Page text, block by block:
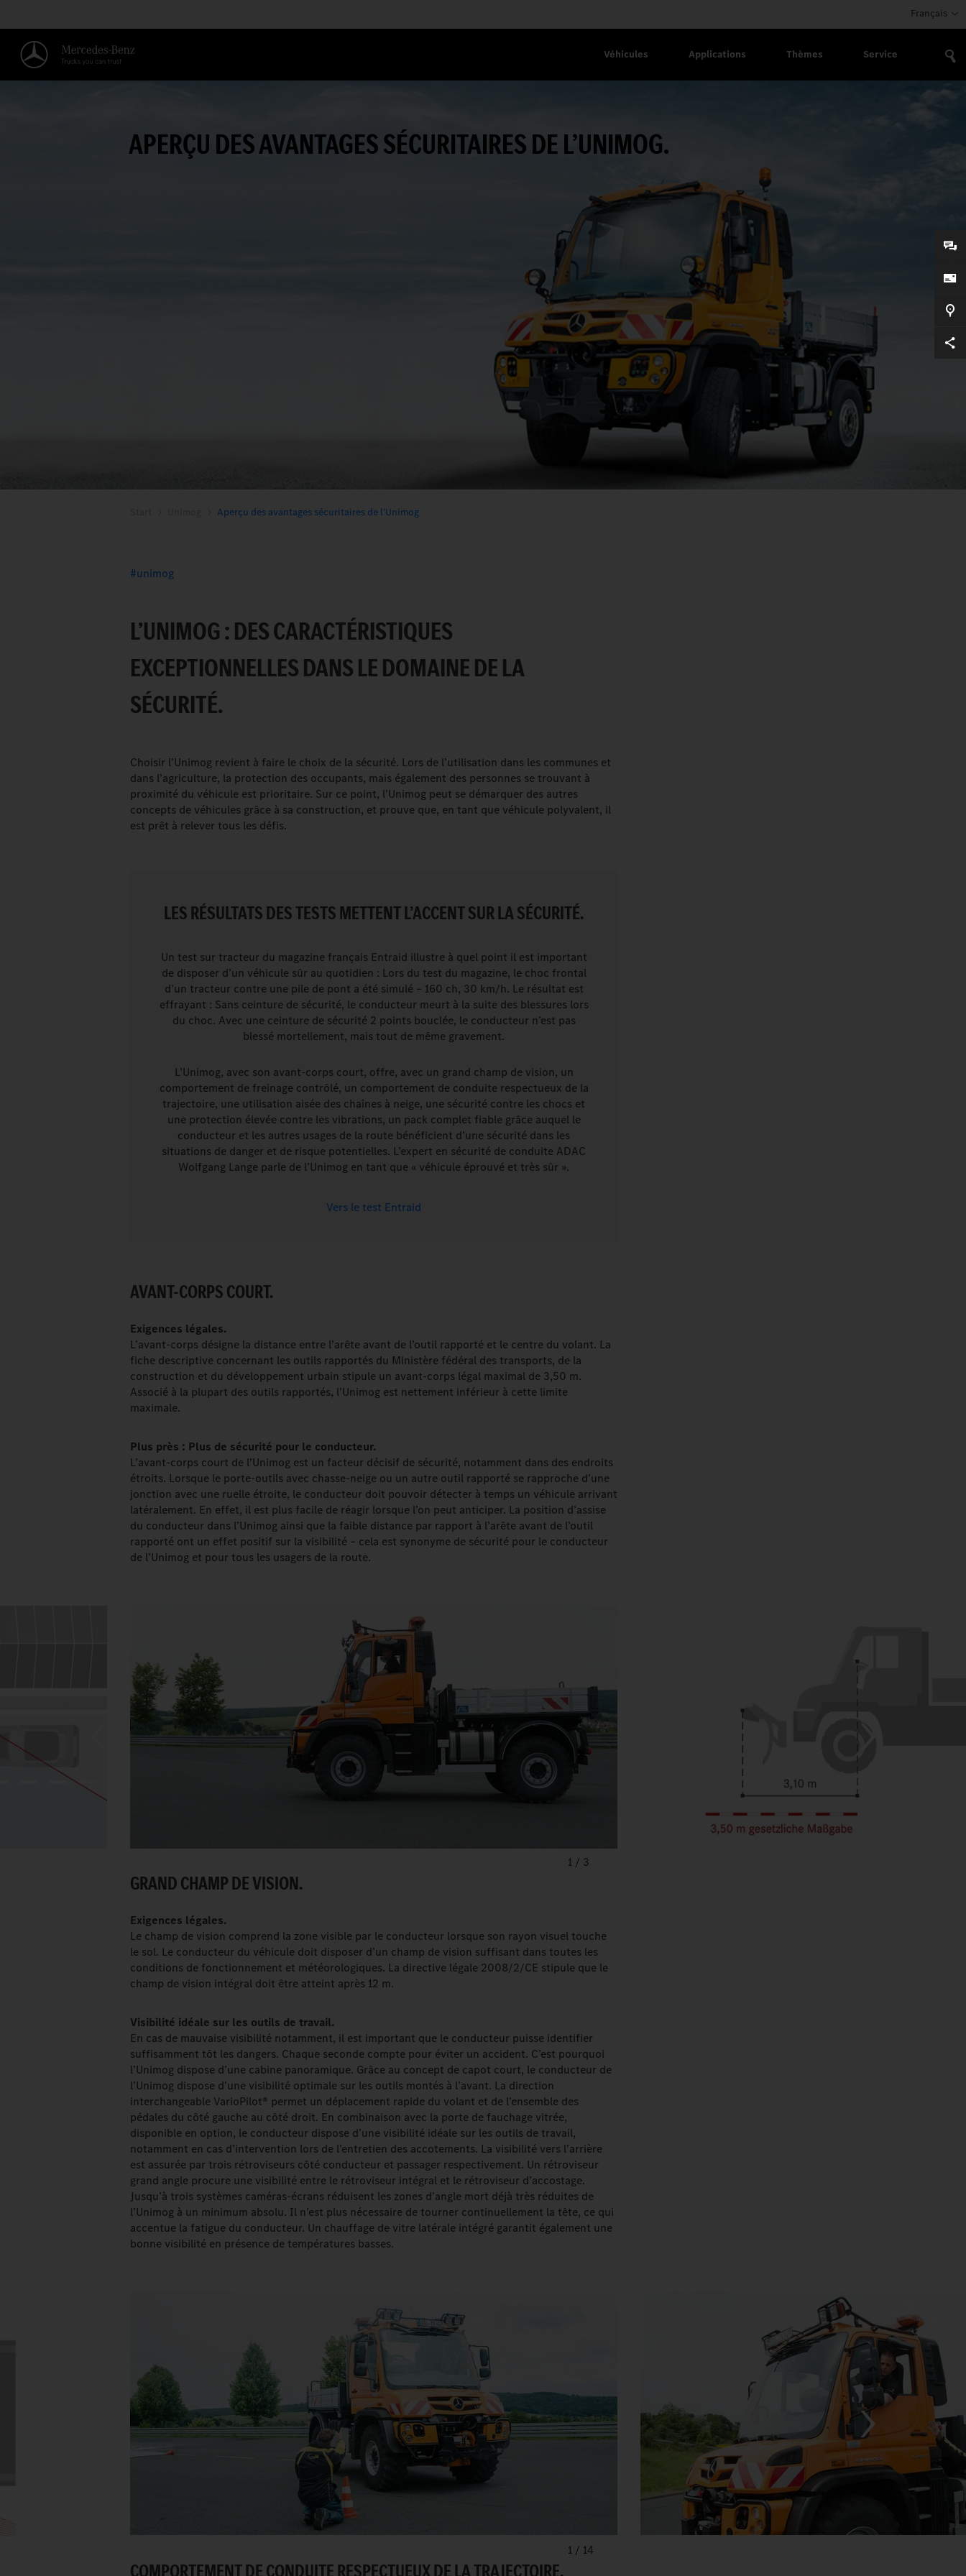
Français
Véhicules Applications Thèmes Service
APERÇU DES AVANTAGES SÉCURITAIRES DE L’UNIMOG.
Aperçu des avantages sécuritaires de l’Unimog
unimog
L’UNIMOG : DES CARACTÉRISTIQUES
EXCEPTIONNELLES DANS LE DOMAINE DE LA
SÉCURITÉ.
Choisir l’Unimog revient à faire le choix de la sécurité. Lors de l’utilisation dans les communes et
dans l’agriculture, la protection des occupants, mais également des personnes se trouvant à
proximité du véhicule est prioritaire. Sur ce point, l’Unimog peut se démarquer des autres
concepts de véhicules grâce à sa construction, et prouve que, en tant que véhicule polyvalent, il
est prêt à relever tous les défis.
LES RÉSULTATS DES TESTS METTENT L’ACCENT SUR LA SÉCURITÉ.
Un test sur tracteur du magazine français Entraid illustre à quel point il est important
de disposer d’un véhicule sûr au quotidien : Lors du test du magazine, le choc frontal
d’un tracteur contre une pile de pont a été simulé – 160 ch, 30 km/h. Le résultat est
effrayant : Sans ceinture de sécurité, le conducteur meurt à la suite des blessures lors
du choc. Avec une ceinture de sécurité 2 points bouclée, le conducteur n’est pas
blessé mortellement, mais tout de même gravement.
L’Unimog, avec son avant-corps court, offre, avec un grand champ de vision, un
comportement de freinage contrôlé, un comportement de conduite respectueux de la
trajectoire, une utilisation aisée des chaînes à neige, une sécurité contre les chocs et
une protection élevée contre les vibrations, un pack complet fiable grâce auquel le
conducteur et les autres usages de la route bénéficient d’une sécurité dans les
situations de danger et de risque potentielles. L’expert en sécurité de conduite ADAC
Wolfgang Lange parle de l’Unimog en tant que « véhicule éprouvé et très sûr ».
Vers le test Entraid
AVANT-CORPS COURT.
Exigences légales.
L’avant-corps désigne la distance entre l’arête avant de l’outil rapporté et le centre du volant. La
fiche descriptive concernant les outils rapportés du Ministère fédéral des transports, de la
construction et du développement urbain stipule un avant-corps légal maximal de 3,50 m.
Associé à la plupart des outils rapportés, l’Unimog est nettement inférieur à cette limite
maximale.
Plus près : Plus de sécurité pour le conducteur.
L’avant-corps court de l’Unimog est un facteur décisif de sécurité, notamment dans des endroits
étroits. Lorsque le porte-outils avec chasse-neige ou un autre outil rapporté se rapproche d’une
jonction avec une ruelle étroite, le conducteur doit pouvoir détecter à temps un véhicule arrivant
latéralement. En effet, il est plus facile de réagir lorsque l’on peut anticiper. La position d’assise
du conducteur dans l’Unimog ainsi que la faible distance par rapport à l’arête avant de l’outil
rapporté ont un effet positif sur la visibilité – cela est synonyme de sécurité pour le conducteur
de l’Unimog et pour tous les usagers de la route.
1 / 3
GRAND CHAMP DE VISION.
Exigences légales.
Le champ de vision comprend la zone visible par le conducteur lorsque son rayon visuel touche
le sol. Le conducteur du véhicule doit disposer d’un champ de vision suffisant dans toutes les
conditions de fonctionnement et météorologiques. La directive légale 2008/2/CE stipule que le
champ de vision intégral doit être atteint après 12 m.
Visibilité idéale sur les outils de travail.
En cas de mauvaise visibilité notamment, il est important que le conducteur puisse identifier
suffisamment tôt les dangers. Chaque seconde compte pour éviter un accident. C’est pourquoi
l’Unimog dispose d’une cabine panoramique. Grâce au concept de capot court, le conducteur de
l’Unimog dispose d’une visibilité optimale sur les outils montés à l’avant. La direction
interchangeable VarioPilot® permet un déplacement rapide du volant et de l’ensemble des
pédales du côté gauche au côté droit. En combinaison avec la porte de fauchage vitrée,
disponible en option, le conducteur dispose d’une visibilité idéale sur les outils de travail,
notamment en cas d’intervention lors de l’entretien des accotements. La visibilité vers l’arrière
est assurée par trois rétroviseurs côté conducteur et passager respectivement. Un rétroviseur
grand angle procure une visibilité entre le rétroviseur intégral et le rétroviseur d’accostage.
Jusqu’à trois systèmes caméras-écrans réduisent les zones d’angle mort déjà très réduites de
l’Unimog à un minimum absolu. Il n’est plus nécessaire de tourner continuellement la tête, ce qui
accentue la fatigue du conducteur. Un chauffage de vitre latérale intégré garantit également une
bonne visibilité en présence de températures basses.
1 / 14